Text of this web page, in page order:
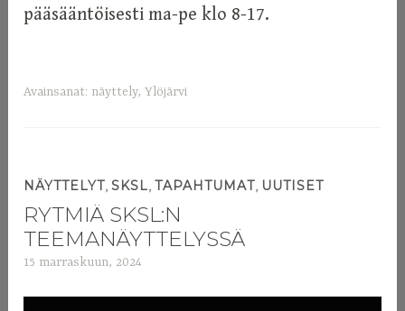
pääsääntöisesti ma-pe klo 8-17.
Avainsanat: näyttely,Ylöjärvi
NÄYTTELYT,SKSL,TAPAHTUMAT, UUTISET
RYTMIÄ SKSL:N
TEEMANÄYTTELYSSÄ
15 marraskuun, 2024